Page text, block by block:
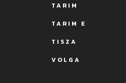
TARIM
TARIM E
TISZA
VOLGA